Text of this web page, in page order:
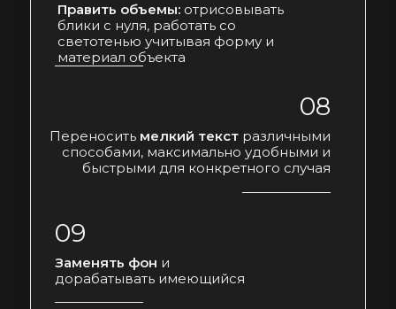
Править объемы: отрисовывать
блики с нуля, работать со
светотенью учитывая форму и
материал объекта
Переносить мелкий текст различными
способами, максимально удобными и
быстрыми для конкретного случая
08
Заменять фон и
дорабатывать имеющийся
09